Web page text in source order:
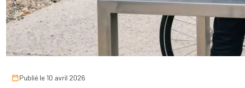
Publié le 10 avril 2026